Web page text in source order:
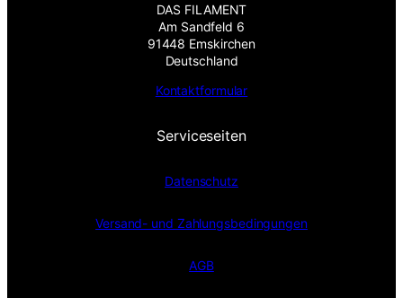
DAS FILAMENT
Am Sandfeld 6
91448 Emskirchen
Deutschland
Kontaktformular
Serviceseiten
Datenschutz
Versand- und Zahlungsbedingungen
AGB